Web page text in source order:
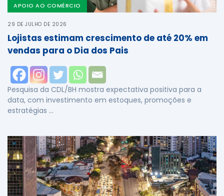
APOIO AO COMÉRCIO
29 DE JULHO DE 2026
Lojistas estimam crescimento de até 20% em
vendas para o Dia dos Pais
Pesquisa da CDL/BH mostra expectativa positiva para a
data, com investimento em estoques, promoções e
estratégias …